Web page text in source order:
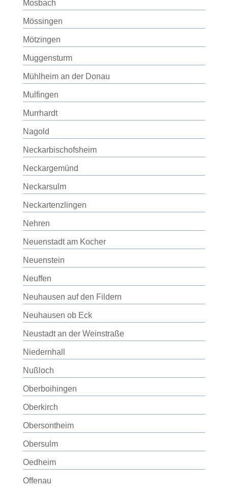
Mosbach
Mössingen
Mötzingen
Muggensturm
Mühlheim an der Donau
Mulfingen
Murrhardt
Nagold
Neckarbischofsheim
Neckargemünd
Neckarsulm
Neckartenzlingen
Nehren
Neuenstadt am Kocher
Neuenstein
Neuffen
Neuhausen auf den Fildern
Neuhausen ob Eck
Neustadt an der Weinstraße
Niedernhall
Nußloch
Oberboihingen
Oberkirch
Obersontheim
Obersulm
Oedheim
Offenau